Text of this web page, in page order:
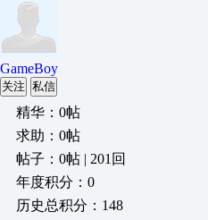
GameBoy
关注 私信
精华：0帖
求助：0帖
帖子：0帖 | 201回
年度积分：0
历史总积分：148